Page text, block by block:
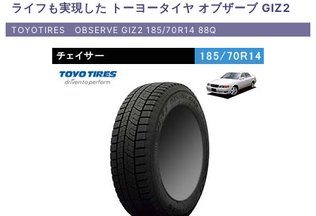
ライフも実現した トーヨータイヤ オブザーブ GIZ2
TOYOTIRES OBSERVE GIZ2 185/70R14 88Q